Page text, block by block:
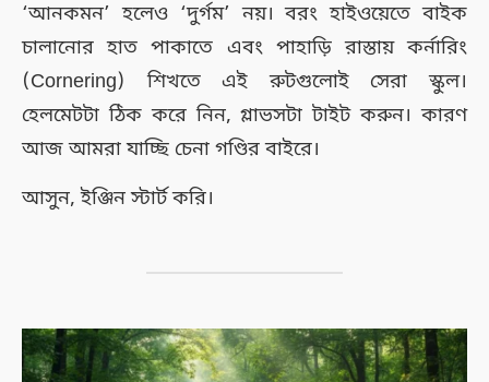
‘আনকমন’ হলেও ‘দুর্গম’ নয়। বরং হাইওয়েতে বাইক
চালানোর হাত পাকাতে এবং পাহাড়ি রাস্তায় কর্নারিং
(Cornering) শিখতে এই রুটগুলোই সেরা স্কুল।
হেলমেটটা ঠিক করে নিন, গ্লাভসটা টাইট করুন। কারণ
আজ আমরা যাচ্ছি চেনা গণ্ডির বাইরে।
আসুন, ইঞ্জিন স্টার্ট করি।